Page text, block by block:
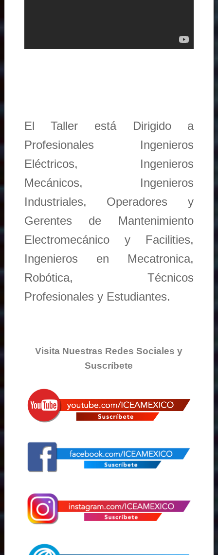
El Taller está Dirigido a
Profesionales Ingenieros
Eléctricos, Ingenieros
Mecánicos, Ingenieros
Industriales, Operadores y
Gerentes de Mantenimiento
Electromecánico y Facilities,
Ingenieros en Mecatronica,
Robótica, Técnicos
Profesionales y Estudiantes.
Visita Nuestras Redes Sociales y
Suscríbete